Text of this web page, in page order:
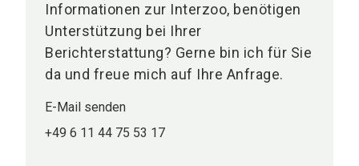
Informationen zur Interzoo, benötigen
Unterstützung bei Ihrer
Berichterstattung? Gerne bin ich für Sie
da und freue mich auf Ihre Anfrage.
E-Mail senden
+49 6 11 44 75 53 17